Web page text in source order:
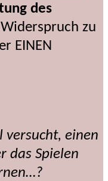
des
zu
EINEN
versucht, einen
das Spielen